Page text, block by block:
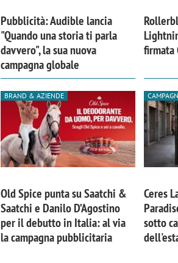
Pubblicità: Audible lancia
"Quando una storia ti parla
davvero", la sua nuova
campagna globale
firmata
BRAND & AZIENDE
Old Spice punta su Saatchi &
Saatchi e Danilo D’Agostino
per il debutto in Italia: al via
la campagna pubblicitaria
Ceres
sotto